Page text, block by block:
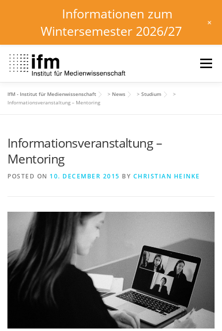
content
Menu
HOME NEWS KALENDER
INSTITUT DOWNLOADS
IfM - Institut für Medienwissenschaft > News > Studium
>
Informationsveranstaltung – Mentoring
Informationsveranstaltung –
Mentoring
POSTED ON 10. DECEMBER 2015 BY CHRISTIAN HEINKE
Informationen zum
Wintersemester 2026/27
+